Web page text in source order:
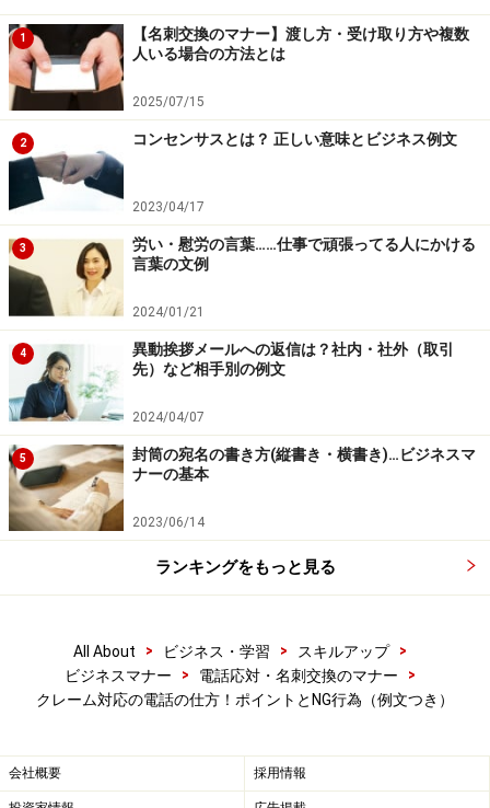
お客様の怒りは、どこに向いているのか、何を求めてい
るのか（謝罪、商品の交換・返品、修理、治療費にかか
る支払いなど）を察することが大事です。そして、迅速
に対処するべく行動を起こすわけですが、その前に自分
が処理できる問題なのか、他の担当者に代わってもらう
べきかを正しく判断しましょう。
■気遣いある言葉をかける
商品を購入された方が、「○○を買ったんだけど」とおっ
しゃったら、すぐに
「ありがとうございます」
と感謝の気持ちを伝えます。怪我をされたお客様の場合
は、まず
■お互いにクールダウンする
対応に時間がかかりそうな場合は、
「少々、お時間をいただけますでしょうか」
1
【名刺交換のマナー】渡し方・受け取り方や複数
人いる場合の方法とは
2025/07/15
2 コンセンサスとは？ 正しい意味とビジネス例文
2023/04/17
3
労い・慰労の言葉……仕事で頑張ってる人にかける
言葉の文例
2024/01/21
4
異動挨拶メールへの返信は？社内・社外（取引
先）など相手別の例文
2024/04/07
5
封筒の宛名の書き方(縦書き・横書き)…ビジネスマ
ナーの基本
2023/06/14
ランキングをもっと見る
All About > ビジネス・学習 > スキルアップ
>
ビジネスマナー
> 電話応対・名刺交換のマナー
>
クレーム対応の電話の仕方！ポイントとNG行為（例文つき）
会社概要 採用情報